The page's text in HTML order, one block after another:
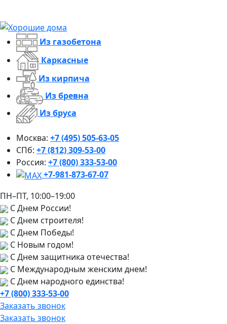
Из газобетона
Каркасные
Из кирпича
Из бревна
Из бруса
Москва: +7 (495) 505-63-05
СПб: +7 (812) 309-53-00
Россия: +7 (800) 333-53-00
+7-981-873-67-07
ПН–ПТ, 10:00–19:00
С Днем России!
С Днем строителя!
С Днем Победы!
С Новым годом!
С Днем защитника отечества!
С Международным женским днем!
С Днем народного единства!
+7 (800) 333-53-00
Заказать звонок
Заказать звонок